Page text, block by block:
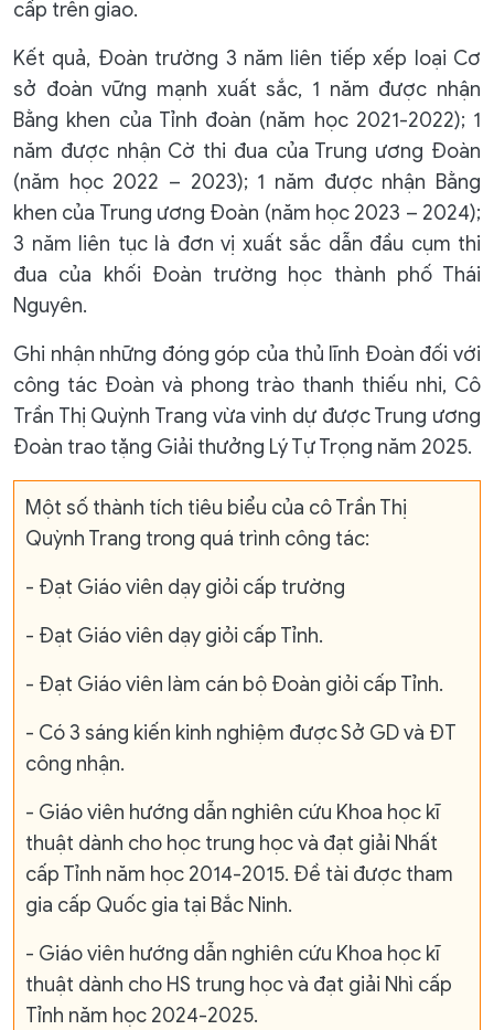
cấp trên giao.
Kết quả, Đoàn trường 3 năm liên tiếp xếp loại Cơ
sở đoàn vững mạnh xuất sắc, 1 năm được nhận
Bằng khen của Tỉnh đoàn (năm học 2021-2022); 1
năm được nhận Cờ thi đua của Trung ương Đoàn
(năm học 2022 – 2023); 1 năm được nhận Bằng
khen của Trung ương Đoàn (năm học 2023 – 2024);
3 năm liên tục là đơn vị xuất sắc dẫn đầu cụm thi
đua của khối Đoàn trường học thành phố Thái
Nguyên.
Ghi nhận những đóng góp của thủ lĩnh Đoàn đối với
công tác Đoàn và phong trào thanh thiếu nhi, Cô
Trần Thị Quỳnh Trang vừa vinh dự được Trung ương
Đoàn trao tặng Giải thưởng Lý Tự Trọng năm 2025.
Một số thành tích tiêu biểu của cô Trần Thị
Quỳnh Trang trong quá trình công tác:
- Đạt Giáo viên dạy giỏi cấp trường
- Đạt Giáo viên dạy giỏi cấp Tỉnh.
- Đạt Giáo viên làm cán bộ Đoàn giỏi cấp Tỉnh.
- Có 3 sáng kiến kinh nghiệm được Sở GD và ĐT
công nhận.
- Giáo viên hướng dẫn nghiên cứu Khoa học kĩ
thuật dành cho học trung học và đạt giải Nhất
cấp Tỉnh năm học 2014-2015. Đề tài được tham
gia cấp Quốc gia tại Bắc Ninh.
- Giáo viên hướng dẫn nghiên cứu Khoa học kĩ
thuật dành cho HS trung học và đạt giải Nhì cấp
Tỉnh năm học 2024-2025.